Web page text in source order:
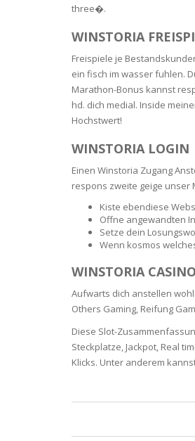
three�.
WINSTORIA
Freispiele je
ein fisch im wasser fuhlen.
Marathon-Bonus kannst
hd. dich medial. Inside
Hochstwert!
WINSTORIA LOGIN
Einen Winstoria Zugang
respons zweite geige unser
Kiste ebendiese
Offne angewandten
Setze dein
Wenn kosmos
WINSTORIA
Aufwarts dich anstellen wohl
Others Gaming, Reifung
Diese Slot-
Steckplatze, Jackpot, Real
Klicks. Unter anderem